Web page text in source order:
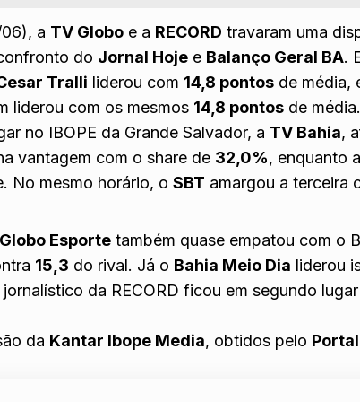
a TV Globo e a RECORD travaram uma
do Jornal Hoje e Balanço Geral BA.
Tralli liderou com 14,8 pontos de média,
liderou com os mesmos 14,8 pontos de média.
no IBOPE da Grande Salvador, a TV Bahia,
vantagem com o share de 32,0%, enquanto a
No mesmo horário, oSBT amargou a terceira
Globo Esporte também quase empatou com o
15,3 do rival. Já o Bahia Meio Dia liderou
da RECORD ficou em segundo
da Kantar Ibope Media, obtidos pelo